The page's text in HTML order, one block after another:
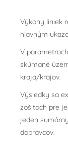
Výkony liniek
hlavným
V
skúmané
kraja/krajov.
Výsledky sa
zošitoch pre
jeden
dopravcov.